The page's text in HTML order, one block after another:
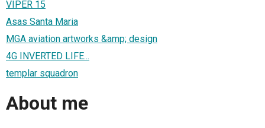
VIPER 15
Asas Santa Maria
MGA aviation artworks &amp; design
4G INVERTED LIFE...
templar squadron
About me